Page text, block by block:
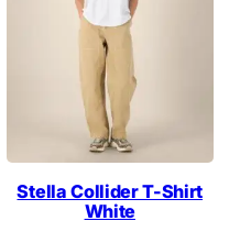
Stella Collider T-Shirt
White